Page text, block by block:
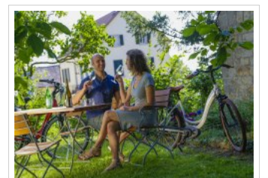
ShopRheinhessen-Blog map